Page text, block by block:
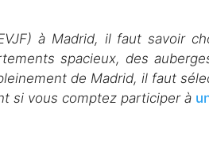
à Madrid, il faut savoir
spacieux, des
de Madrid, il faut
si vous comptez participer à